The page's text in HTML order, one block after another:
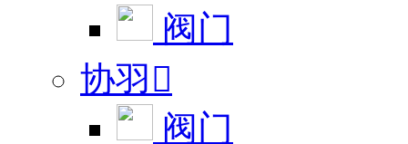
阀门
协羽 
阀门